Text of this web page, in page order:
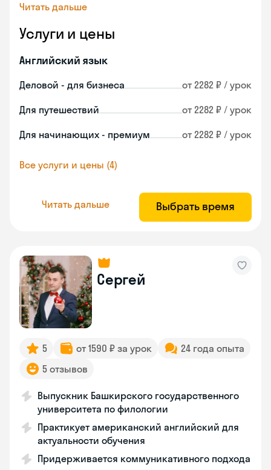
Читать дальше
Услуги и цены
Английский язык
Деловой - для бизнеса от 2282 ₽ / урок
Для путешествий от 2282 ₽ / урок
Для начинающих - премиум от 2282 ₽ / урок
Все услуги и цены (4)
Читать дальше Выбрать время
Сергей
5 от 1590 ₽ за урок
24 года опыта
5 отзывов
Выпускник Башкирского государственного
университета по филологии
Практикует американский английский для
актуальности обучения
Придерживается коммуникативного подхода